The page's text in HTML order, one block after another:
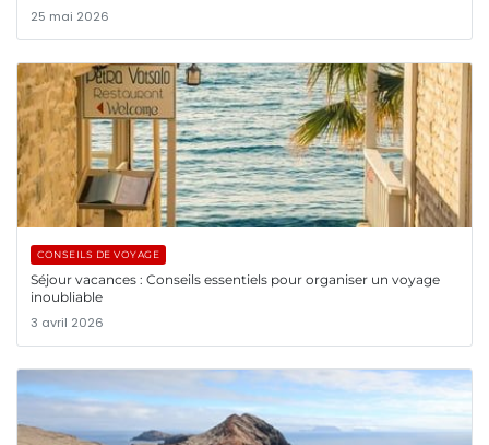
25 mai 2026
CONSEILS DE VOYAGE
Séjour vacances : Conseils essentiels pour organiser un voyage
inoubliable
3 avril 2026